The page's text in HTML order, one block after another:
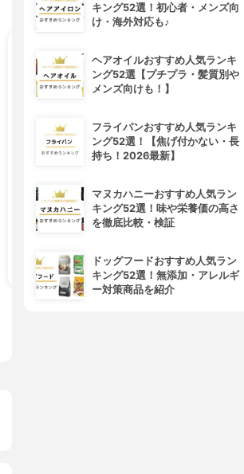
4位
キラ★リズム
WV スキンアップファンデーシ
¥1,980
キング52選！初心者・メンズ向
け・海外対応も♪
ヘアオイルおすすめ人気ランキ
ング52選【プチプラ・髪質別や
メンズ向けも！】
フライパンおすすめ人気ランキ
ング52選！【焦げ付かない・長
持ち！2026最新】
マヌカハニーおすすめ人気ラン
キング52選！味や栄養価の高さ
を徹底比較・検証
ドッグフードおすすめ人気ラン
キング52選！無添加・アレルギ
ー対策商品を紹介